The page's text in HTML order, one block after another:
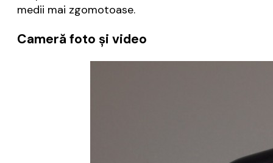
medii mai zgomotoase.
Cameră foto și video